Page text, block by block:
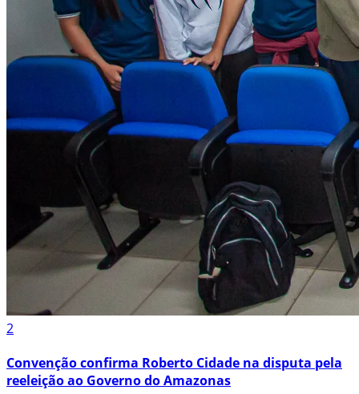
2
Convenção confirma Roberto Cidade na disputa pela
reeleição ao Governo do Amazonas